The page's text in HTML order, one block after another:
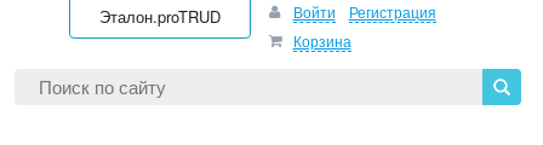
Эталон.proTRUD Войти
Регистрация
Корзина